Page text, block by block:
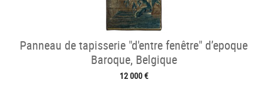
Panneau de tapisserie "d'entre fenêtre" d’epoque
Baroque, Belgique
12 000 €